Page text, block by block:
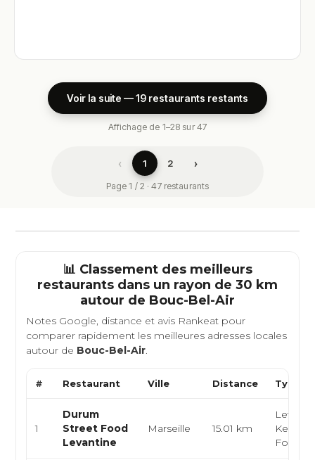
Voir la suite — 19 restaurants restants
Affichage de 1–28 sur 47
‹ 1 2 ›
Page 1 / 2 · 47 restaurants
📊 Classement des meilleurs
restaurants dans un rayon de 30 km
autour de Bouc-Bel-Air
Notes Google, distance et avis Rankeat pour
comparer rapidement les meilleures adresses locales
autour de Bouc-Bel-Air.
# Restaurant Ville Distance Type
1
Durum
Street Food
Levantine
Marseille 15.01 km
Kebab,
Food